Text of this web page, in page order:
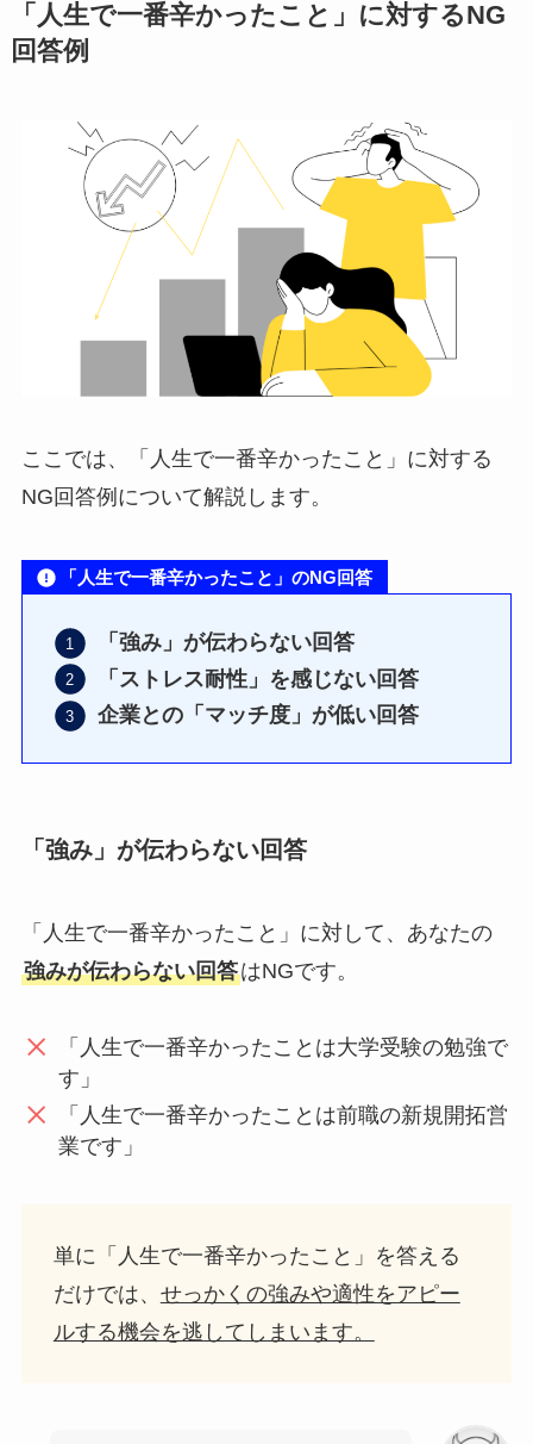
「人生で一番辛かったこと」に対するNG
回答例
ここでは、「人生で一番辛かったこと」に対する
NG回答例について解説します。
「人生で一番辛かったこと」のNG回答
「強み」が伝わらない回答
「ストレス耐性」を感じない回答
企業との「マッチ度」が低い回答
「強み」が伝わらない回答
「人生で一番辛かったこと」に対して、あなたの
強みが伝わらない回答はNGです。
「人生で一番辛かったことは大学受験の勉強で
す」
「人生で一番辛かったことは前職の新規開拓営
業です」
単に「人生で一番辛かったこと」を答える
だけでは、 せっかくの強みや適性をアピー
ルする機会を逃してしまいます。